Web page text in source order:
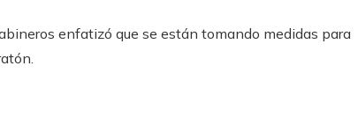
enfatizó que se están tomando medidas para